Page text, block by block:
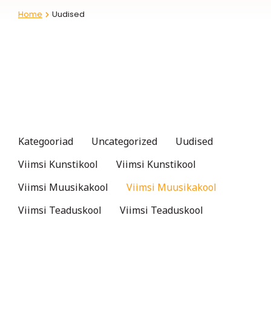
You are here:
Home Uudised
Kategooriad Uncategorized
Uudised
Viimsi Kunstikool
Viimsi Kunstikool
Viimsi Muusikakool
Viimsi Muusikakool
Viimsi Teaduskool
Viimsi Teaduskool